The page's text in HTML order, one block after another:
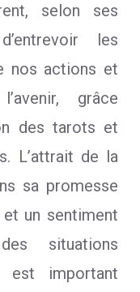
selon ses
les
nos actions et
grâce
des tarots et
L’attrait de la
sa promesse
un sentiment
situations
est important